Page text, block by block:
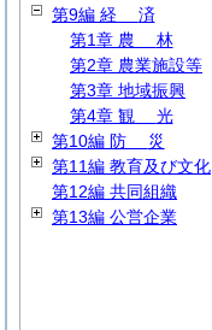
第9編 経 済
第1章 農 林
第2章 農業施設等
第3章 地域振興
第4章 観 光
第10編 防 災
第11編 教育及び文化
第12編 共同組織
第13編 公営企業